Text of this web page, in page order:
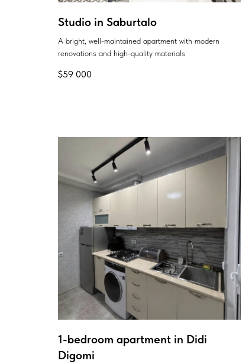
Studio in Saburtalo
A bright, well-maintained apartment with modern
renovations and high-quality materials
$59 000
1-bedroom apartment in Didi
Digomi